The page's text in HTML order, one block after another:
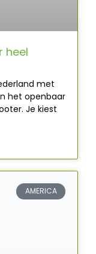
heel
met
het openbaar
Je kiest
AMERICA